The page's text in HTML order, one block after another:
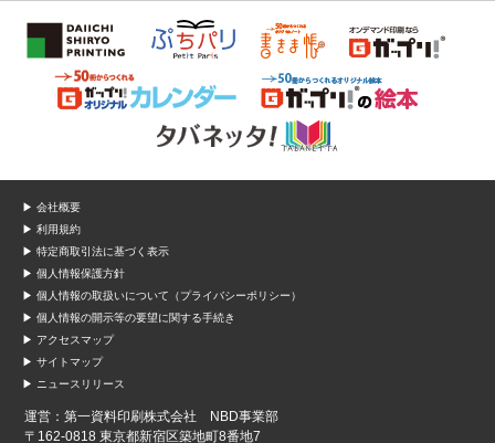
▶ 会社概要
▶ 利用規約
▶ 特定商取引法に基づく表示
▶ 個人情報保護方針
▶ 個人情報の取扱いについて（プライバシーポリシー）
▶ 個人情報の開示等の要望に関する手続き
▶ アクセスマップ
▶ サイトマップ
▶ ニュースリリース
運営：第一資料印刷株式会社 NBD事業部
〒162-0818 東京都新宿区築地町8番地7